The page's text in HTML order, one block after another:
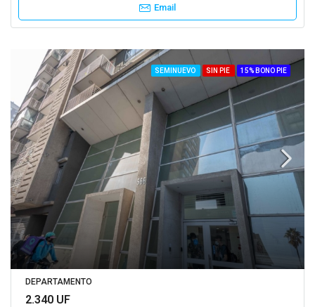
Email
SEMINUEVO SIN PIE 15% BONO PIE
DEPARTAMENTO
2.340 UF